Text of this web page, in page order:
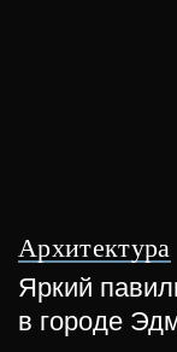
Архитектура
Яркий
в городе